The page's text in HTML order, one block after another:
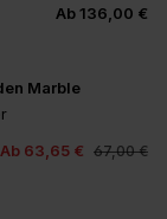
+3
Ab 136,00 €
Marble
Ab 63,65 € 67,00 €